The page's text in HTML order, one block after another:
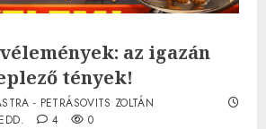
az igazán
tények!
- PETRÁSOVITS ZOLTÁN
4 0